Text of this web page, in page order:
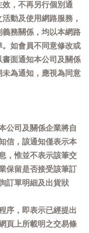
，不再另行個別通
動及使用網路服務，
務關係，均以本網路
如會員不同意修改或
面通知本公司及關係
為通知，應視為同意
公司及關係企業將自
信，該通知僅表示本
，惟並不表示該筆交
保留是否接受該筆訂
訂單明細及出貨狀
序，即表示已經提出
頁上所載明之交易條